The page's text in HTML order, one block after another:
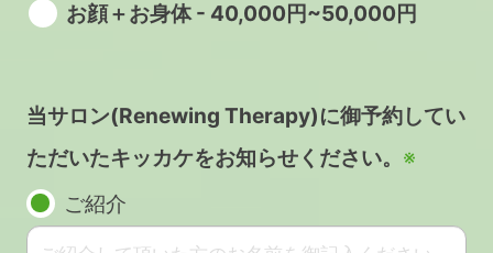
お顔＋お身体 - 40,000円~50,000円
当サロン(Renewing Therapy)に御予約してい
ただいたキッカケをお知らせください。 ※
ご紹介